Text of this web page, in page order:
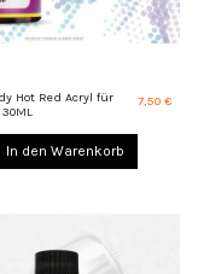
Hot Red Acryl für
7,50 €
In den Warenkorb